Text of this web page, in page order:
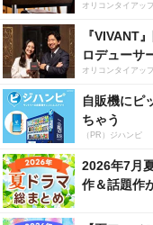
オリコンタイアッ
『VIVANT
ロデューサ
オリコンタイアッ
自販機にピ
ちゃう
（PR）ジハンピ
2026年7月
作＆話題作